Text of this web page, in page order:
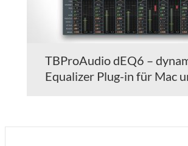
TBProAudio dEQ6 –
Equalizer Plug-in für Mac